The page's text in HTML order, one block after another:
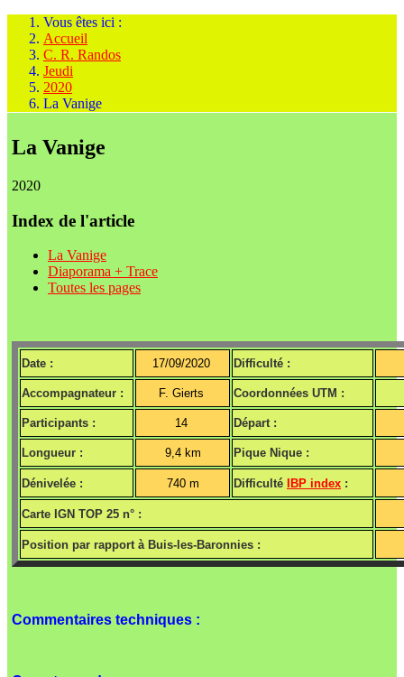
Vous êtes ici :
Accueil
C. R. Randos
Jeudi
2020
La Vanige
La Vanige
2020
Index de l'article
La Vanige
Diaporama + Trace
Toutes les pages
Date : 17/09/2020 Difficulté :
Accompagnateur : F. Gierts Coordonnées UTM :
Participants : 14 Départ :
Longueur : 9,4 km Pique Nique :
Dénivelée : 740 m Difficulté IBP index :
Carte IGN TOP 25 n° :
Position par rapport à Buis-les-Baronnies :
Commentaires techniques :